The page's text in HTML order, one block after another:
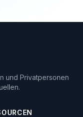
und Privatpersonen